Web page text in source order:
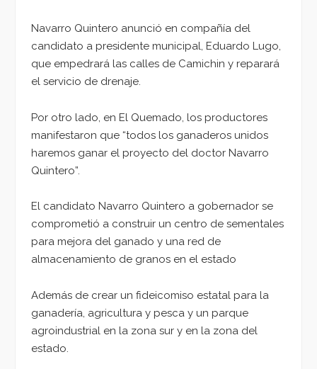
Navarro Quintero anunció en compañía del
candidato a presidente municipal, Eduardo Lugo,
que empedrará las calles de Camichin y reparará
el servicio de drenaje.
Por otro lado, en El Quemado, los productores
manifestaron que “todos los ganaderos unidos
haremos ganar el proyecto del doctor Navarro
Quintero”.
El candidato Navarro Quintero a gobernador se
comprometió a construir un centro de sementales
para mejora del ganado y una red de
almacenamiento de granos en el estado
Además de crear un fideicomiso estatal para la
ganadería, agricultura y pesca y un parque
agroindustrial en la zona sur y en la zona del
estado.